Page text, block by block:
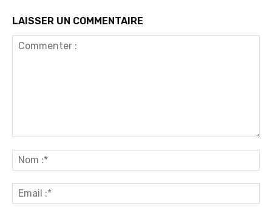
LAISSER UN COMMENTAIRE
:*
:*